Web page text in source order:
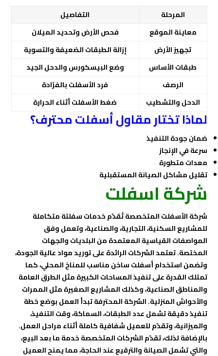
المرحلة
التفاصيل
معاينة الموقع
فحص الأرض وتحديد الميلان
تجهيز الأرض
إزالة الطبقات الضعيفة والتسوية
طبقات الأساس
وضع البيسكورس والدحل الجيد
الرصف
فرد الأسفلت بالفرّادة
الدحل والتشطيب
ضغط الأسفلت أثناء الحرارة
لماذا تختار مقاول أسفلت محترف؟
ضمان جودة التنفيذ
سرعة في الإنجاز
معدات متطورة
تقليل مشاكل الصيانة المستقبلية
شركة اسفلت
شركة الأسفلت المتخصصة تُقدّم خدمات سفلتة متكاملة
للمشاريع السكنية، التجارية، والصناعية، وتعمل وفق
المواصفات القياسية المعتمدة من البلديات والجهات
المختصة. تعتمد الشركات الرائدة على توريد مواد عالية الجودة،
وتضمن استخدام أسفلت ساخن مناسب للمناخ المحلي، كما
تمتلك القدرة على تنفيذ المساحات الكبيرة مثل الطرق العامة
والمناطق الصناعية، وكذلك المشاريع الصغيرة مثل الممرات
والأحواش المنزلية. الشركة المحترفة تبدأ العمل بوضع خطة
تنفيذ دقيقة تشمل عدد الطبقات، السماكة، وقت التنفيذ،
والميزانية، وتقدّم للعميل شفافية كاملة أثناء مراحل العمل.
بالإضافة لذلك، تقدّم الشركات المتخصصة خدمة ما بعد البيع،
والتي تشمل الصيانة والترقيع عند الحاجة، مما يمنح العميل